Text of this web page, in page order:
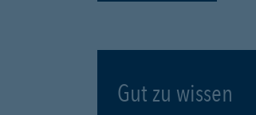
Gut zu wissen